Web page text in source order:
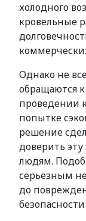
холодного
кровельные
Однако не
обращаются
проведении
попытке
решение
доверить
людям.
серьезным
до